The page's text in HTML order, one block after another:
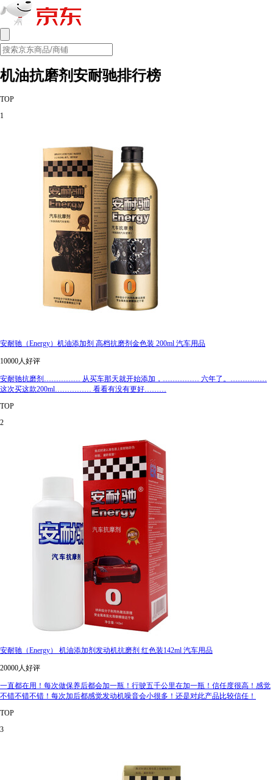
机油抗磨剂安耐驰排行榜
TOP
1
安耐驰（Energy）机油添加剂 高档抗磨剂金色装 200ml 汽车用品
10000人好评
安耐驰抗磨剂…………… 从买车那天就开始添加，…………… 六年了。……………
这次买这款200ml…………… 看看有没有更好………
TOP
2
安耐驰（Energy） 机油添加剂发动机抗磨剂 红色装142ml 汽车用品
20000人好评
一直都在用！每次做保养后都会加一瓶！行驶五千公里在加一瓶！信任度很高！感觉
不错不错不错！每次加后都感觉发动机噪音会小很多！还是对此产品比较信任！
TOP
3